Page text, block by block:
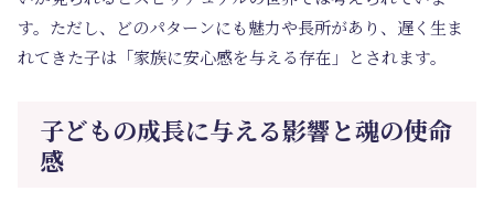
す。ただし、どのパターンにも魅力や長所があり、遅く生ま
れてきた子は「家族に安心感を与える存在」とされます。
子どもの成長に与える影響と魂の使命
感